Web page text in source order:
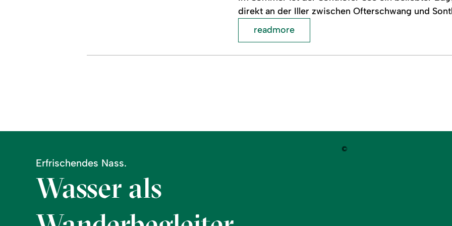
direkt an der Iller zwischen Ofterschwang und
readmore
©
Erfrischendes Nass.
Wasser als